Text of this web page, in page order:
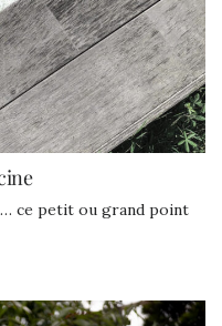
ce petit ou grand point